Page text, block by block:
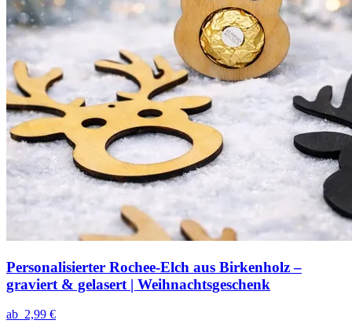
Personalisierter Rochee-Elch aus Birkenholz –
graviert & gelasert | Weihnachtsgeschenk
ab 2,99 €